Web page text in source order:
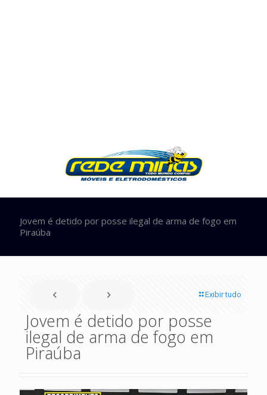
Jovem é detido por posse ilegal de arma de fogo em
Piraúba
Exibir tudo
Jovem é detido por posse
ilegal de arma de fogo em
Piraúba